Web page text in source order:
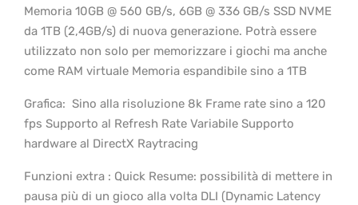
Memoria 10GB @ 560 GB/s, 6GB @ 336 GB/s SSD NVME
da 1TB (2,4GB/s) di nuova generazione. Potrà essere
utilizzato non solo per memorizzare i giochi ma anche
come RAM virtuale Memoria espandibile sino a 1TB
Grafica: ​ Sino alla risoluzione 8k Frame rate sino a 120
fps Supporto al Refresh Rate Variabile Supporto
hardware al DirectX Raytracing
Funzioni extra : Quick Resume: possibilità di mettere in
pausa più di un gioco alla volta DLI (Dynamic Latency